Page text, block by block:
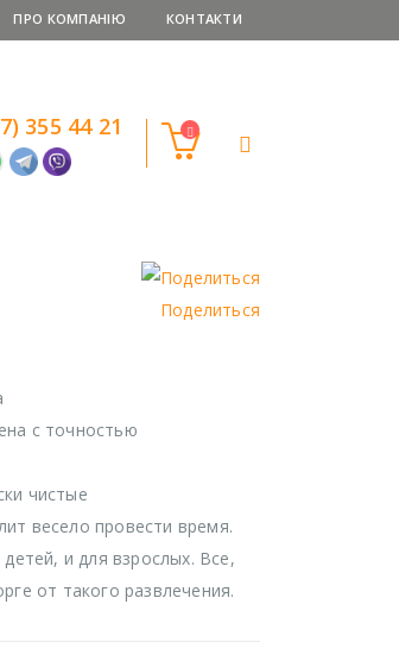
ПРО КОМПАНІЮ КОНТАКТИ
355 44 21
Поделиться
с точностью
чистые
весело провести время.
и для взрослых. Все,
от такого развлечения.